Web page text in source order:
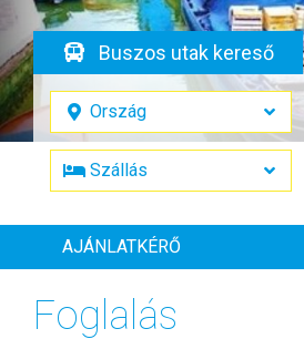
Buszos utak kereső
AJÁNLATKÉRŐ
Foglalás